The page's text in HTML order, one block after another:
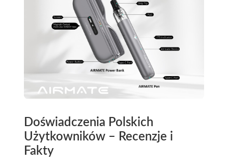
Doświadczenia Polskich
Użytkowników – Recenzje i
Fakty